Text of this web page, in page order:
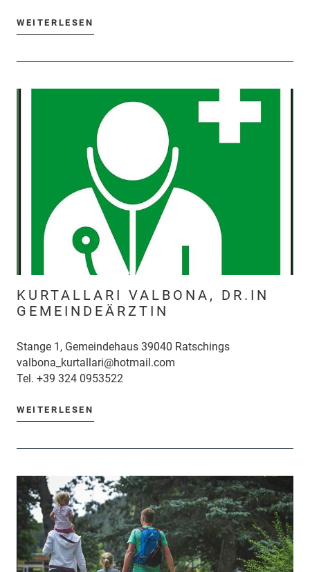
WEITERLESEN
KURTALLARI VALBONA, DR.IN
GEMEINDEÄRZTIN
Stange 1, Gemeindehaus 39040 Ratschings
valbona_kurtallari@hotmail.com
Tel. +39 324 0953522
WEITERLESEN